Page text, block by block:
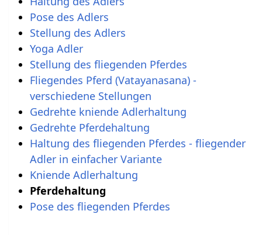
Pose des Adlers
Stellung des Adlers
Yoga Adler
Stellung des fliegenden Pferdes
Fliegendes Pferd (Vatayanasana) -
verschiedene Stellungen
Gedrehte kniende Adlerhaltung
Gedrehte Pferdehaltung
Haltung des fliegenden Pferdes - fliegender
Adler in einfacher Variante
Kniende Adlerhaltung
Pferdehaltung
Pose des fliegenden Pferdes